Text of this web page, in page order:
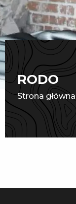
RODO
Strona główna